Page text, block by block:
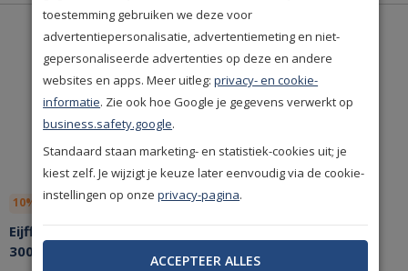
10% korting Bespaar nu!
Eijffinger Pip Studio 5
300101 Behang
10% korting
Eijffinger Pip Studio 5
toestemming gebruiken we deze voor
advertentiepersonalisatie, advertentiemeting en niet-
gepersonaliseerde advertenties op deze en andere
websites en apps. Meer uitleg:privacy- en cookie-
informatie. Zie ook hoe Google je gegevens verwerkt op
business.safety.google.
Standaard staan marketing- en statistiek-cookies uit; je
kiest zelf. Je wijzigt je keuze later eenvoudig via de cookie-
instellingen op onzeprivacy-pagina.
ACCEPTEER ALLES